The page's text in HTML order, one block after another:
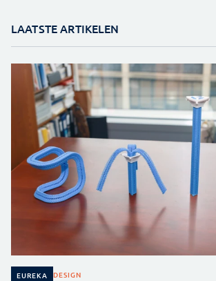
LAATSTE ARTIKELEN
EUREKA DESIGN